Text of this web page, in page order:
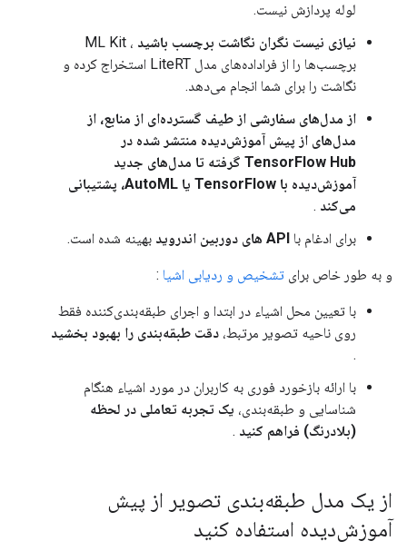
لوله پردازش نیست.
نیازی نیست نگران نگاشت برچسب باشید
، ML Kit
برچسب‌ها را از فراداده‌های مدل LiteRT استخراج کرده و
نگاشت را برای شما انجام می‌دهد.
از مدل‌های سفارشی از طیف گسترده‌ای از منابع، از
مدل‌های از پیش آموزش‌دیده منتشر شده در
TensorFlow Hub گرفته تا مدل‌های جدید
آموزش‌دیده با TensorFlow یا AutoML، پشتیبانی
می‌کند .
برای ادغام با API های دوربین اندروید بهینه شده است.
و به طور خاص برای تشخیص و ردیابی اشیا :
با تعیین محل اشیاء در ابتدا و اجرای طبقه‌بندی‌کننده فقط
روی ناحیه تصویر مرتبط، دقت طبقه‌بندی را بهبود بخشید
.
با ارائه بازخورد فوری به کاربران در مورد اشیاء هنگام
شناسایی و طبقه‌بندی، یک تجربه تعاملی در لحظه
(بلادرنگ) فراهم کنید .
از یک مدل طبقه‌بندی تصویر از پیش
آموزش‌دیده استفاده کنید